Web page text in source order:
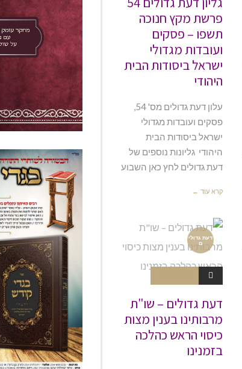
פרשת מקץ חנוכה
תשפו – פסקים
ועובדות מגדולי
ישראל ביסודות הבית
היהודי
פסקים ועובדות מגדולי
ישראל ביסודות הבית
היהודי גליונות נוספים של
דעת גדולים לחץ כאן השבוע
קרא עוד ←
דעת גדולי
ם
דעת גדולים – שו"ת
מרבותינו בענין מצות
כיסוי הראש כהלכה
בזמנינו